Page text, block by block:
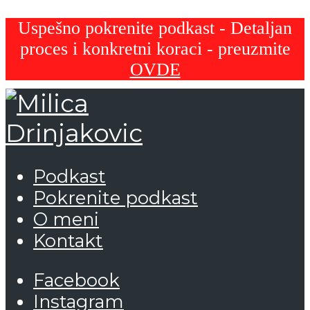
Uspešno pokrenite podkast - Detaljan
proces i konkretni koraci - preuzmite
OVDE
Podkast
Pokrenite podkast
O meni
Kontakt
Facebook
Instagram